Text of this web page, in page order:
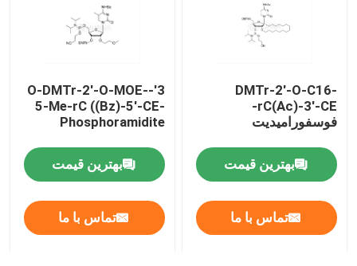
DMTr-2'-O-C16-
rC(Ac)-3'-CE-
فوسفورامیدیت
بهترین قیمت
تماس با ما
3'-O-DMTr-2'-O-MOE-
5-Me-rC ((Bz)-5'-CE-
Phosphoramidite
بهترین قیمت
تماس با ما